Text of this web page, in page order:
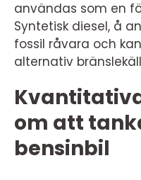
användas som en
Syntetisk diesel, å
fossil råvara och
alternativ
om att
bensinbil